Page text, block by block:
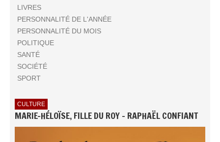
LIVRES
PERSONNALITÉ DE L'ANNÉE
PERSONNALITÉ DU MOIS
POLITIQUE
SANTÉ
SOCIÉTÉ
SPORT
CULTURE
MARIE-HÉLOÏSE, FILLE DU ROY - RAPHAËL CONFIANT